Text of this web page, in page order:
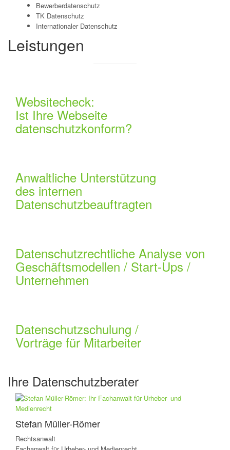
Bewerberdatenschutz
TK Datenschutz
Internationaler Datenschutz
Leistungen
Websitecheck:
Ist Ihre Webseite
datenschutzkonform?
Anwaltliche Unterstützung
des internen
Datenschutzbeauftragten
Datenschutzrechtliche Analyse von
Geschäftsmodellen / Start-Ups /
Unternehmen
Datenschutzschulung /
Vorträge für Mitarbeiter
Ihre Datenschutzberater
Stefan Müller-Römer
Rechtsanwalt